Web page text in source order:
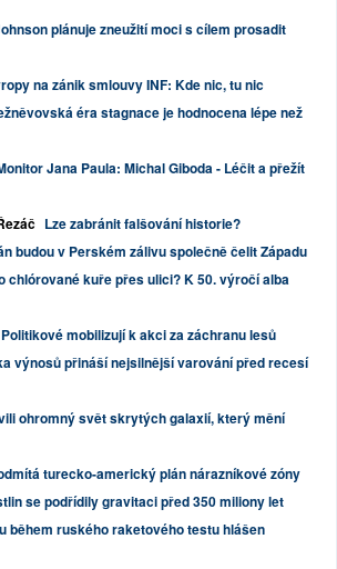
plánuje zneužití moci s cílem prosadit
na zánik smlouvy INF: Kde nic, tu nic
éra stagnace je hodnocena lépe než
Jana Paula: Michal Giboda - Léčit a přežít
Lze zabránit falšování historie?
budou v Perském zálivu společně čelit Západu
chlórované kuře přes ulici? K 50. výročí alba
mobilizují k akci za záchranu lesů
výnosů přináší nejsilnější varování před recesí
ohromný svět skrytých galaxií, který mění
turecko-americký plán nárazníkové zóny
se podřídily gravitaci před 350 miliony let
během ruského raketového testu hlášen